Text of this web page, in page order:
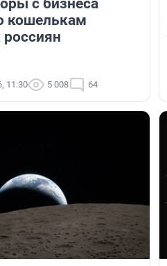
с бизнеса
кошелькам
11:30 5 008 64